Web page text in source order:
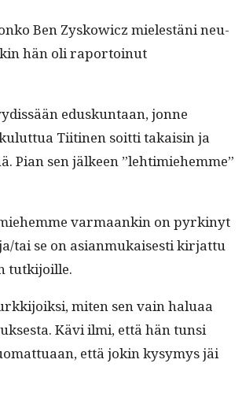
Ben Zyskow­icz mielestäni neu­
hän oli rapor­toin­ut
eduskun­taan, jonne
Tiiti­nen soit­ti takaisin ja
sen jäl­keen ”lehtimiehemme”
var­maankin on pyrkinyt
tai se on asian­mukaises­ti kir­jat­tu
tutkijoille.
miten sen vain halu­aa
Kävi ilmi, että hän tun­si
että jokin kysymys jäi